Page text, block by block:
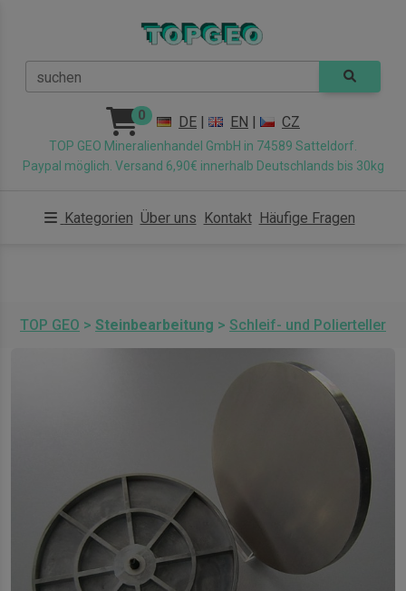
suchen
0 DE | EN | CZ
TOP GEO Mineralienhandel GmbH in 74589 Satteldorf.
Paypal möglich. Versand 6,90€ innerhalb Deutschlands bis 30kg
Kategorien Über uns Kontakt Häufige Fragen
TOP GEO > Steinbearbeitung > Schleif- und Polierteller